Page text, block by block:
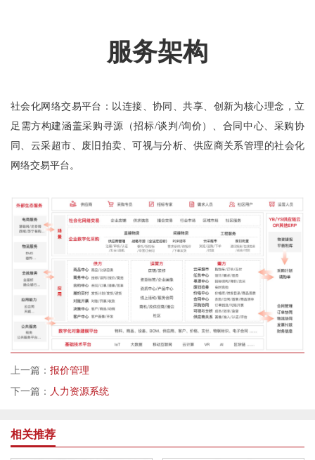
服务架构
社会化网络交易平台：以连接、协同、共享、创新为核心理念，立
足需方构建涵盖采购寻源（招标/谈判/询价）、合同中心、采购协
同、云采超市、废旧拍卖、可视与分析、供应商关系管理的社会化
网络交易平台。
上一篇： 报价管理
下一篇： 人力资源系统
相关推荐